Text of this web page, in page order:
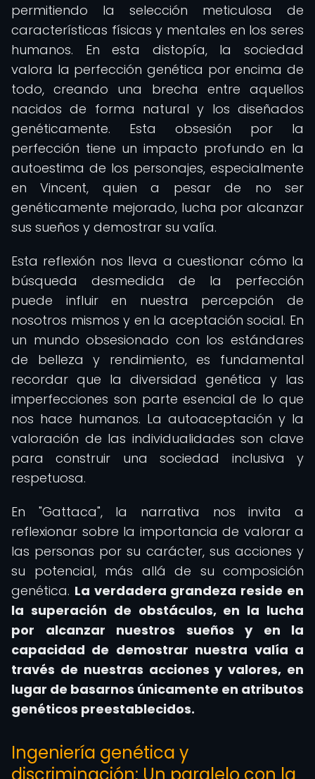
permitiendo la selección meticulosa de
características físicas y mentales en los seres
humanos. En esta distopía, la sociedad
valora la perfección genética por encima de
todo, creando una brecha entre aquellos
nacidos de forma natural y los diseñados
genéticamente. Esta obsesión por la
perfección tiene un impacto profundo en la
autoestima de los personajes, especialmente
en Vincent, quien a pesar de no ser
genéticamente mejorado, lucha por alcanzar
sus sueños y demostrar su valía.
Esta reflexión nos lleva a cuestionar cómo la
búsqueda desmedida de la perfección
puede influir en nuestra percepción de
nosotros mismos y en la aceptación social. En
un mundo obsesionado con los estándares
de belleza y rendimiento, es fundamental
recordar que la diversidad genética y las
imperfecciones son parte esencial de lo que
nos hace humanos. La autoaceptación y la
valoración de las individualidades son clave
para construir una sociedad inclusiva y
respetuosa.
En "Gattaca", la narrativa nos invita a
reflexionar sobre la importancia de valorar a
las personas por su carácter, sus acciones y
su potencial, más allá de su composición
genética. La verdadera grandeza reside en
la superación de obstáculos, en la lucha
por alcanzar nuestros sueños y en la
capacidad de demostrar nuestra valía a
través de nuestras acciones y valores, en
lugar de basarnos únicamente en atributos
genéticos preestablecidos.
Ingeniería genética y